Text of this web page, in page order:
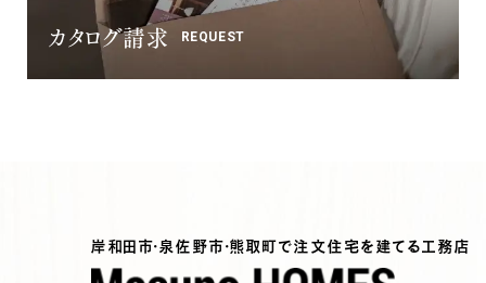
カタログ請求 REQUEST
岸和田市・泉佐野市・熊取町で注文住宅を建てる工務店